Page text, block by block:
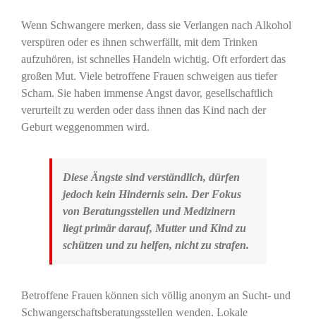
Wenn Schwangere merken, dass sie Verlangen nach Alkohol
verspüren oder es ihnen schwerfällt, mit dem Trinken
aufzuhören, ist schnelles Handeln wichtig. Oft erfordert das
großen Mut. Viele betroffene Frauen schweigen aus tiefer
Scham. Sie haben immense Angst davor, gesellschaftlich
verurteilt zu werden oder dass ihnen das Kind nach der
Geburt weggenommen wird.
Diese Ängste sind verständlich, dürfen
jedoch kein Hindernis sein. Der Fokus
von Beratungsstellen und Medizinern
liegt primär darauf, Mutter und Kind zu
schützen und zu helfen, nicht zu strafen.
Betroffene Frauen können sich völlig anonym an Sucht- und
Schwangerschaftsberatungsstellen wenden. Lokale